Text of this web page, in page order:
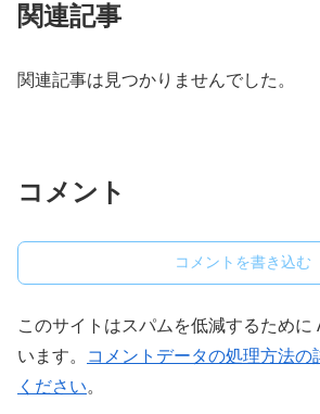
関連記事
関連記事は見つかりませんでした。
コメント
コメントを書き込む
このサイトはスパムを低減するために
います。
コメントデータの処理方法の
ください。